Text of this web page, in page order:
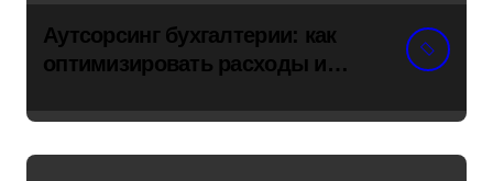
Аутсорсинг бухгалтерии: как
оптимизировать расходы и